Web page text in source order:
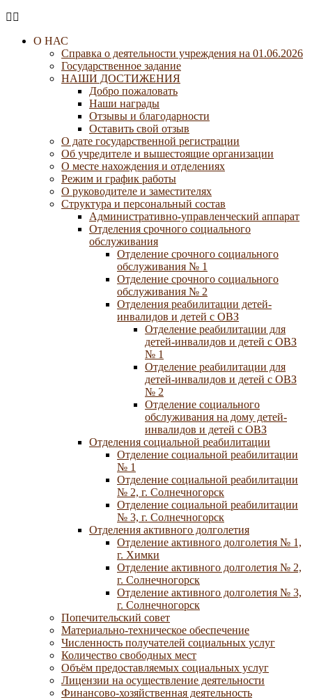
О НАС
Справка о деятельности учреждения на 01.06.2026
Государственное задание
НАШИ ДОСТИЖЕНИЯ
Добро пожаловать
Наши награды
Отзывы и благодарности
Оставить свой отзыв
О дате государственной регистрации
Об учредителе и вышестоящие организации
О месте нахождения и отделениях
Режим и график работы
О руководителе и заместителях
Структура и персональный состав
Административно-управленческий аппарат
Отделения срочного социального
обслуживания
Отделение срочного социального
обслуживания № 1
Отделение срочного социального
обслуживания № 2
Отделения реабилитации детей-
инвалидов и детей с ОВЗ
Отделение реабилитации для
детей-инвалидов и детей с ОВЗ
№ 1
Отделение реабилитации для
детей-инвалидов и детей с ОВЗ
№ 2
Отделение социального
обслуживания на дому детей-
инвалидов и детей с ОВЗ
Отделения социальной реабилитации
Отделение социальной реабилитации
№ 1
Отделение социальной реабилитации
№ 2, г. Солнечногорск
Отделение социальной реабилитации
№ 3, г. Солнечногорск
Отделения активного долголетия
Отделение активного долголетия № 1,
г. Химки
Отделение активного долголетия № 2,
г. Солнечногорск
Отделение активного долголетия № 3,
г. Солнечногорск
Попечительский совет
Материально-техническое обеспечение
Численность получателей социальных услуг
Количество свободных мест
Объём предоставляемых социальных услуг
Лицензии на осуществление деятельности
Финансово-хозяйственная деятельность